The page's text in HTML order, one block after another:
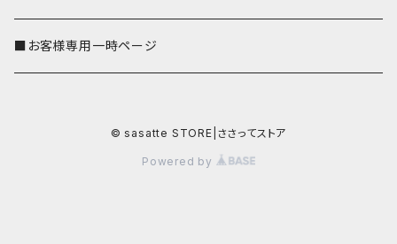
■お客様専用一時ページ
© sasatte STORE|ささってストア
Powered by